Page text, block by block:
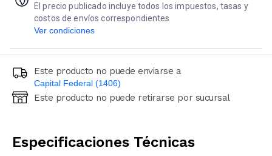
El precio publicado incluye todos los impuestos, tasas y
costos de envíos correspondientes
Ver condiciones
Este producto no puede enviarse a
Capital Federal (1406)
Ingresá código postal (sólo números)
Este producto no puede retirarse por sucursal
Especificaciones Técnicas